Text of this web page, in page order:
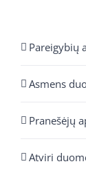
Pareigybių
Asmens
Pranešėjų
Atviri